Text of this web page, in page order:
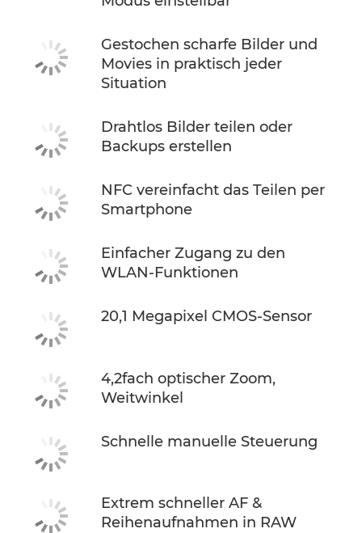
Gestochen scharfe Bilder und
Movies in praktisch jeder
Situation
Drahtlos Bilder teilen oder
Backups erstellen
NFC vereinfacht das Teilen per
Smartphone
Einfacher Zugang zu den
WLAN-Funktionen
20,1 Megapixel CMOS-Sensor
4,2fach optischer Zoom,
Weitwinkel
Schnelle manuelle Steuerung
Extrem schneller AF &
Reihenaufnahmen in RAW